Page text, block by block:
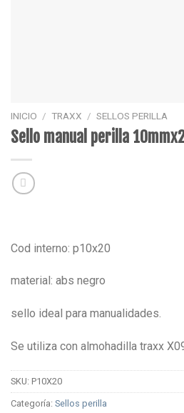
INICIO / TRAXX / SELLOS PERILLA
Sello manual perilla
Cod interno: p10x20
material: abs negro
sello ideal para manualidades.
Se utiliza con almohadilla traxx
SKU: P10X20
Categoría: Sellos perilla